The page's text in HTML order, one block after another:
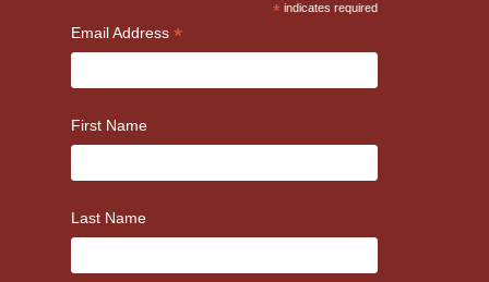
* indicates required
Email Address *
First Name
Last Name